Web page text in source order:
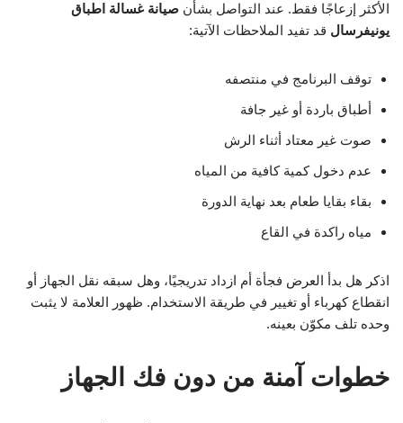
الأكثر إزعاجًا فقط. عند التواصل بشأن صيانة غسالة اطباق
يونيفرسال قد تفيد الملاحظات الآتية:
توقف البرنامج في منتصفه
أطباق باردة أو غير جافة
صوت غير معتاد أثناء الرش
عدم دخول كمية كافية من المياه
بقاء بقايا طعام بعد نهاية الدورة
مياه راكدة في القاع
اذكر هل بدأ العرض فجأة أم ازداد تدريجيًا، وهل سبقه نقل الجهاز أو
انقطاع كهرباء أو تغيير في طريقة الاستخدام. ظهور العلامة لا يثبت
وحده تلف مكوّن بعينه.
خطوات آمنة من دون فك الجهاز